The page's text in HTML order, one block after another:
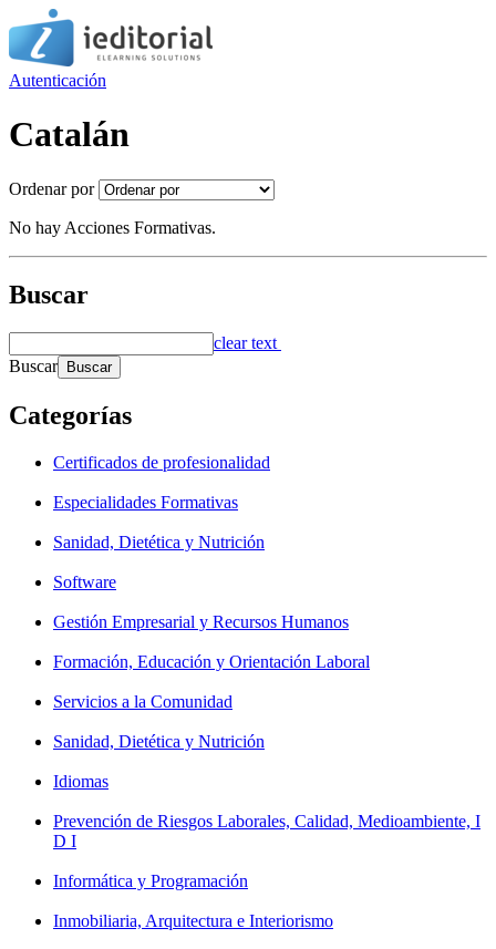
Autenticación
Catalán
Ordenar por
No hay Acciones Formativas.
Buscar
clear text
Buscar
Categorías
Certificados de profesionalidad
Especialidades Formativas
Sanidad, Dietética y Nutrición
Software
Gestión Empresarial y Recursos Humanos
Formación, Educación y Orientación Laboral
Servicios a la Comunidad
Sanidad, Dietética y Nutrición
Idiomas
Prevención de Riesgos Laborales, Calidad, Medioambiente, I
D I
Informática y Programación
Inmobiliaria, Arquitectura e Interiorismo